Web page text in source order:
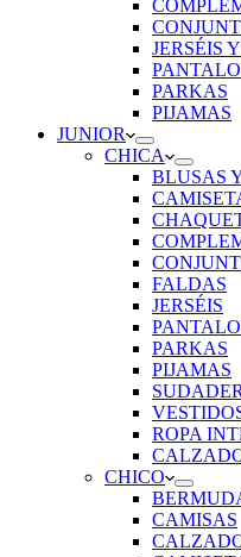
JERSÉIS
PARKAS
PIJAMAS
JUNIOR
CHICA
BLUSAS
FALDAS
JERSÉIS
PARKAS
PIJAMAS
ROPA
CHICO
CAMISAS